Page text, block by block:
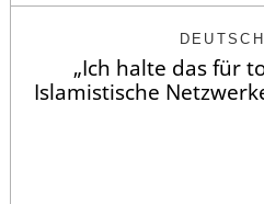
„Ich halte das für
Islamistische